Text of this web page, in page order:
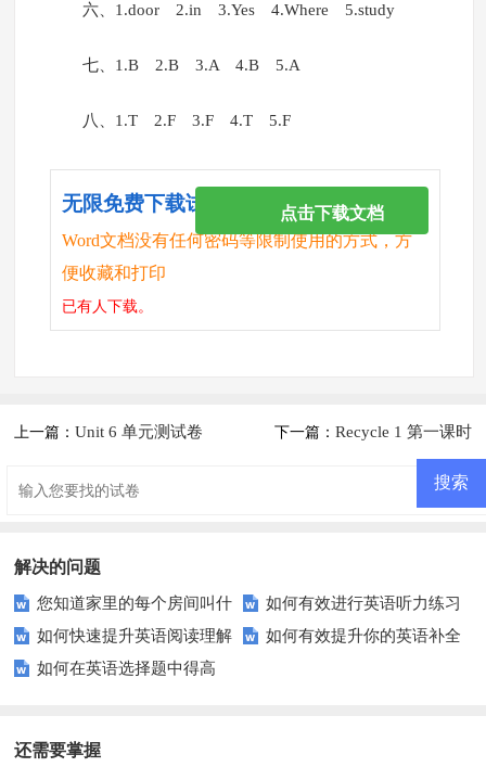
六、1.door 2.in 3.Yes 4.Where 5.study
七、1.B 2.B 3.A 4.B 5.A
八、1.T 2.F 3.F 4.T 5.F
无限免费下载试卷
Word文档没有任何密码等限制使用的方式，方
便收藏和打印
已有人下载。
点击下载文档
上一篇：Unit 6 单元测试卷 下一篇： Recycle 1 第一课时
解决的问题
您知道家里的每个房间叫什
么名字吗？这些房间的功能您又
了解多少？
如何有效进行英语听力练习
以快速提升？
如何快速提升英语阅读理解
能力？这些技巧你必须知道！
如何有效提升你的英语补全
如何在英语选择题中得高
还需要掌握